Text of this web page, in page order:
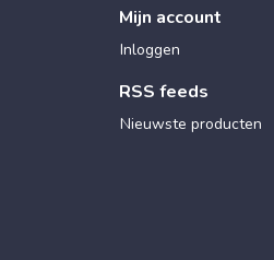
Mijn account
Inloggen
RSS feeds
Nieuwste producten